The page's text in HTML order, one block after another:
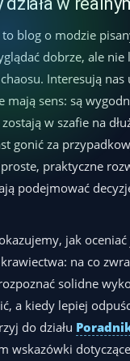
to blog o modzie
dobrze, ale nie
Interesują nas
mają sens: są
w szafie na
gonić za
praktyczne
podejmować
jak
na co
solidne
a kiedy lepiej
do działu
wskazówki